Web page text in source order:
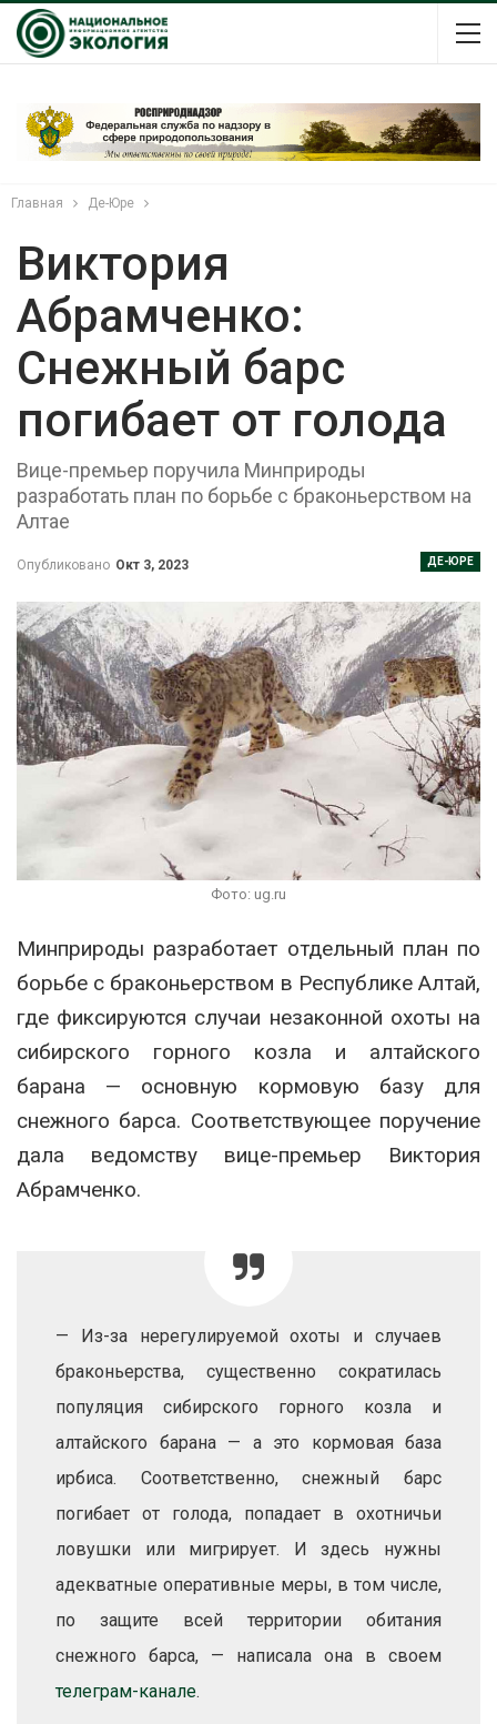
Главная Де-Юре
Виктория
Абрамченко:
Снежный барс
погибает от голода
Вице-премьер поручила Минприроды
разработать план по борьбе с браконьерством на
Алтае
ДЕ-ЮРЕ
Опубликовано Окт 3, 2023
Фото: ug.ru
Минприроды разработает отдельный план по
борьбе с браконьерством в Республике Алтай,
где фиксируются случаи незаконной охоты на
сибирского горного козла и алтайского
барана — основную кормовую базу для
снежного барса. Соответствующее поручение
дала ведомству вице-премьер Виктория
Абрамченко.
— Из-за нерегулируемой охоты и случаев
браконьерства, существенно сократилась
популяция сибирского горного козла и
алтайского барана — а это кормовая база
ирбиса. Соответственно, снежный барс
погибает от голода, попадает в охотничьи
ловушки или мигрирует. И здесь нужны
адекватные оперативные меры, в том числе,
по защите всей территории обитания
снежного барса, — написала она в своем
телеграм-канале.